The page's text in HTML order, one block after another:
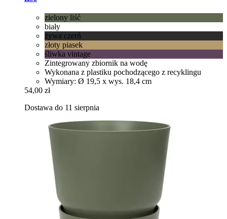
zielony liść
biały
żywa czerń
złoty piasek
śliwka vintage
Zintegrowany zbiornik na wodę
Wykonana z plastiku pochodzącego z recyklingu
Wymiary: Ø 19,5 x wys. 18,4 cm
54,00 zł
Dostawa do 11 sierpnia